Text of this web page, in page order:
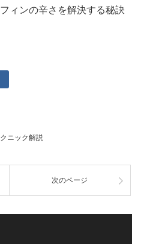
ィンの辛さを解決する秘訣
ニック解説
次のページ